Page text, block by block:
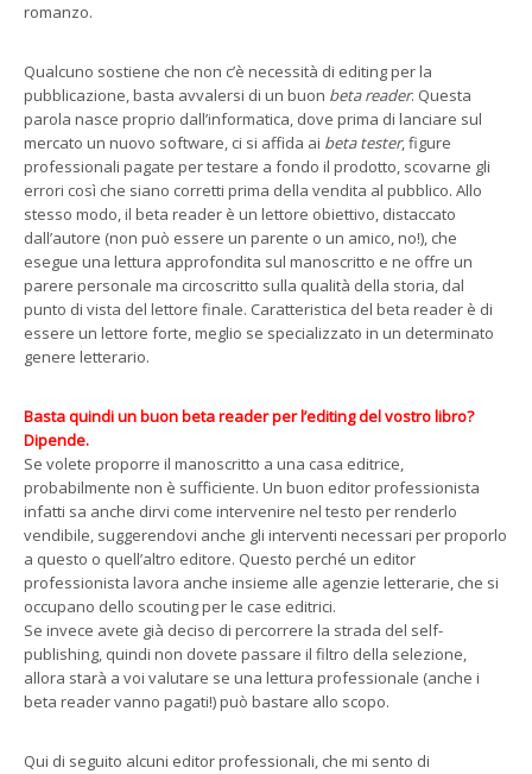
romanzo.
Qualcuno sostiene che non c’è necessità di editing per la
pubblicazione, basta avvalersi di un buon beta reader. Questa
parola nasce proprio dall’informatica, dove prima di lanciare sul
mercato un nuovo software, ci si affida ai beta tester, figure
professionali pagate per testare a fondo il prodotto, scovarne gli
errori così che siano corretti prima della vendita al pubblico. Allo
stesso modo, il beta reader è un lettore obiettivo, distaccato
dall’autore (non può essere un parente o un amico, no!), che
esegue una lettura approfondita sul manoscritto e ne offre un
parere personale ma circoscritto sulla qualità della storia, dal
punto di vista del lettore finale. Caratteristica del beta reader è di
essere un lettore forte, meglio se specializzato in un determinato
genere letterario.
Basta quindi un buon beta reader per l’editing del vostro libro?
Dipende.
Se volete proporre il manoscritto a una casa editrice,
probabilmente non è sufficiente. Un buon editor professionista
infatti sa anche dirvi come intervenire nel testo per renderlo
vendibile, suggerendovi anche gli interventi necessari per proporlo
a questo o quell’altro editore. Questo perché un editor
professionista lavora anche insieme alle agenzie letterarie, che si
occupano dello scouting per le case editrici.
Se invece avete già deciso di percorrere la strada del self-
publishing, quindi non dovete passare il filtro della selezione,
allora starà a voi valutare se una lettura professionale (anche i
beta reader vanno pagati!) può bastare allo scopo.
Qui di seguito alcuni editor professionali, che mi sento di